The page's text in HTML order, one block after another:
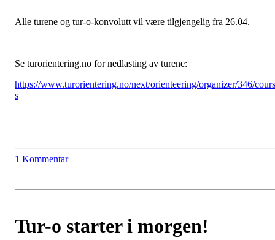
Alle turene og tur-o-konvolutt vil være tilgjengelig fra 26.04.
Se turorientering.no for nedlasting av turene:
https://www.turorientering.no/next/orienteering/organizer/346/
s
1 Kommentar
Tur-o starter i morgen!